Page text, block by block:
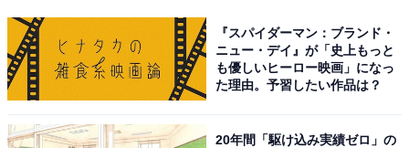
『スパイダーマン：ブランド・
ニュー・デイ』が「史上もっと
も優しいヒーロー映画」になっ
た理由。予習したい作品は？
20年間「駆け込み実績ゼロ」の